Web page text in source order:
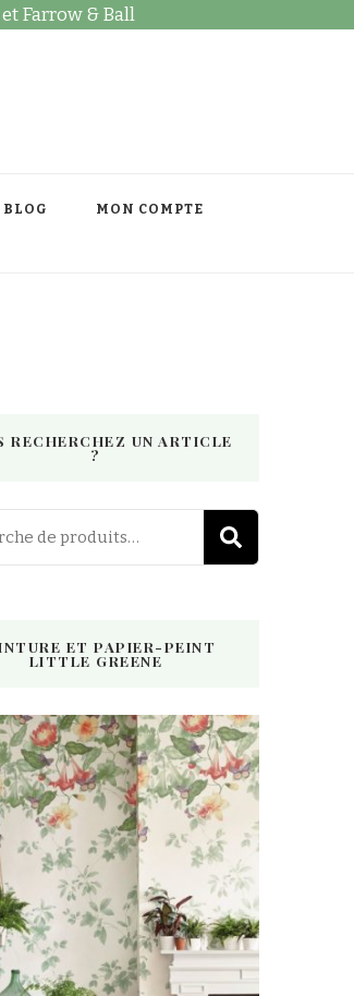
Farrow & Ball
BLOG MON COMPTE
RECHERCHEZ UN ARTICLE
?
Recherche
pour :
ET PAPIER-PEINT
LITTLE GREENE